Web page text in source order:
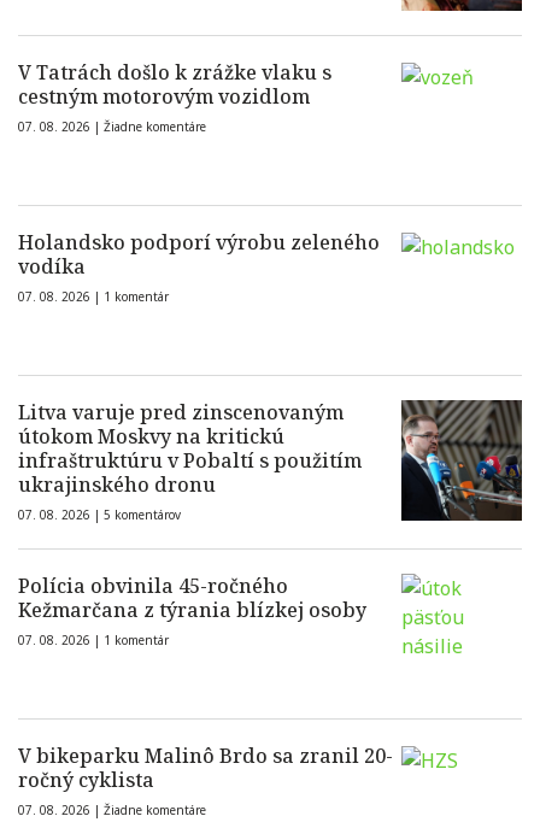
V Tatrách došlo k zrážke vlaku s
cestným motorovým vozidlom
07. 08. 2026 | Žiadne komentáre
Holandsko podporí výrobu zeleného
vodíka
07. 08. 2026 | 1 komentár
Litva varuje pred zinscenovaným
útokom Moskvy na kritickú
infraštruktúru v Pobaltí s použitím
ukrajinského dronu
07. 08. 2026 | 5 komentárov
Polícia obvinila 45-ročného
Kežmarčana z týrania blízkej osoby
07. 08. 2026 | 1 komentár
V bikeparku Malinô Brdo sa zranil 20-
ročný cyklista
07. 08. 2026 | Žiadne komentáre